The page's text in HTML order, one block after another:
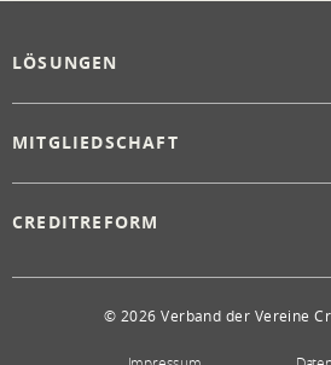
LÖSUNGEN
MITGLIEDSCHAFT
CREDITREFORM
© 2026 Verband der Vereine